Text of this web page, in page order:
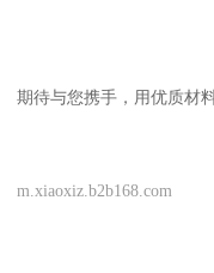
期待与您携手，用优质材
m.xiaoxiz.b2b168.com